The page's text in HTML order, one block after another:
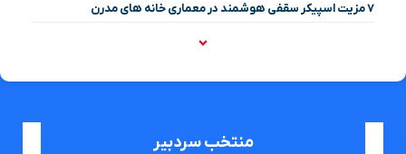
۷ مزیت اسپیکر سقفی هوشمند در معماری خانه‌ های مدرن
منتخب سردبیر